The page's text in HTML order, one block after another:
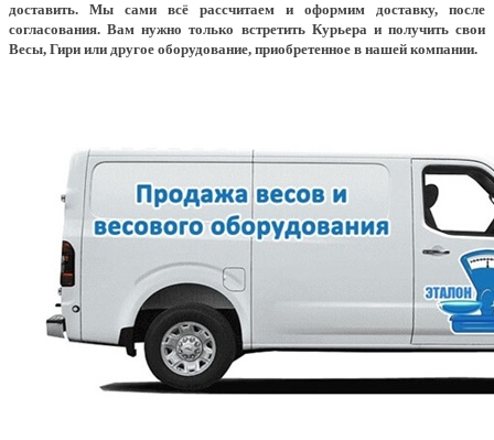
доставить. Мы сами всё рассчитаем и оформим доставку, после
согласования. Вам нужно только встретить Курьера и получить свои
Весы, Гири или другое оборудование, приобретенное в нашей компании.